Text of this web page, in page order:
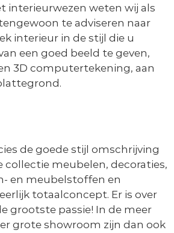
interieurwezen weten wij als
te adviseren naar
interieur in de stijl die u
een goed beeld te geven,
3D computertekening, aan
de goede stijl omschrijving
collectie meubelen, decoraties,
en meubelstoffen en
totaalconcept. Er is over
grootste passie! In de meer
grote showroom zijn dan ook